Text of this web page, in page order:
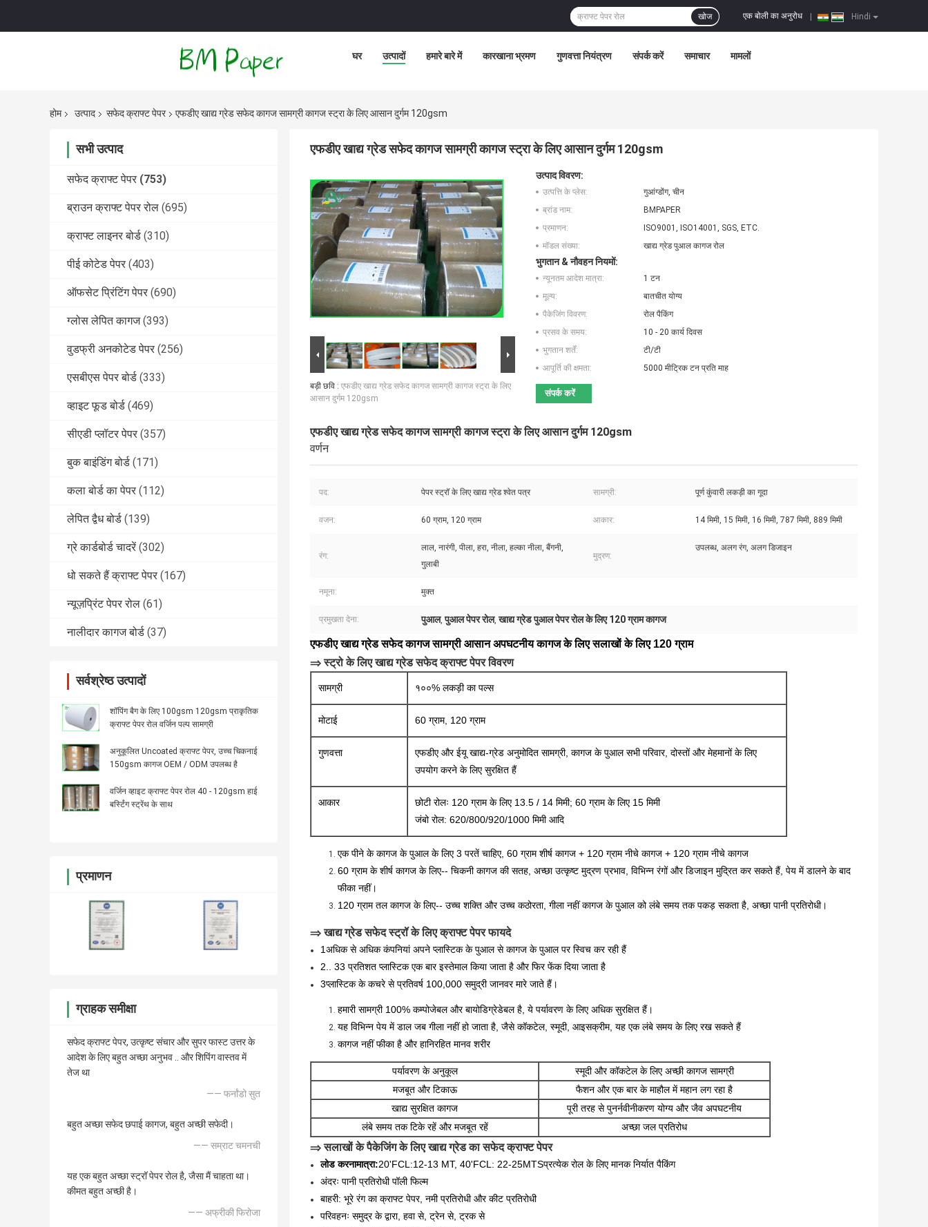
Hindi
एक बोली का अनुरोध
खोज
घर उत्पादों हमारे बारे में कारखाना भ्रमण गुणवत्ता नियंत्रण संपर्क करें समाचार मामलों
होम उत्पाद सफेद क्राफ्ट पेपर एफडीए खाद्य ग्रेड सफेद कागज सामग्री कागज स्ट्रा के लिए आसान दुर्गम 120gsm
सभी उत्पाद
सफेद क्राफ्ट पेपर (753)
ब्राउन क्राफ्ट पेपर रोल (695)
क्राफ्ट लाइनर बोर्ड (310)
पीई कोटेड पेपर (403)
ऑफसेट प्रिंटिंग पेपर (690)
ग्लोस लेपित कागज (393)
वुडफ्री अनकोटेड पेपर (256)
एसबीएस पेपर बोर्ड (333)
व्हाइट फूड बोर्ड (469)
सीएडी प्लॉटर पेपर (357)
बुक बाइंडिंग बोर्ड (171)
कला बोर्ड का पेपर (112)
लेपित द्वैध बोर्ड (139)
ग्रे कार्डबोर्ड चादरें (302)
धो सकते हैं क्राफ्ट पेपर (167)
न्यूज़प्रिंट पेपर रोल (61)
नालीदार कागज बोर्ड (37)
सर्वश्रेष्ठ उत्पादों
शॉपिंग बैग के लिए 100gsm 120gsm प्राकृतिक
क्राफ्ट पेपर रोल वर्जिन पल्प सामग्री
अनुकूलित Uncoated क्राफ्ट पेपर, उच्च चिकनाई
150gsm कागज OEM / ODM उपलब्ध है
वर्जिन व्हाइट क्राफ्ट पेपर रोल 40 - 120gsm हाई
बर्स्टिंग स्ट्रेंथ के साथ
प्रमाणन
ग्राहक समीक्षा
सफेद क्राफ्ट पेपर, उत्कृष्ट संचार और सुपर फास्ट उत्तर के
आदेश के लिए बहुत अच्छा अनुभव .. और शिपिंग वास्तव में
तेज था
—— फर्नांडो सुत
बहुत अच्छा सफेद छपाई कागज, बहुत अच्छी सफेदी।
—— सम्राट चमनची
यह एक बहुत अच्छा स्ट्रॉ पेपर रोल है, जैसा मैं चाहता था।
कीमत बहुत अच्छी है।
—— अफ्रीकी फिरोजा
एफडीए खाद्य ग्रेड सफेद कागज सामग्री कागज स्ट्रा के लिए आसान दुर्गम 120gsm
बड़ी छवि : एफडीए खाद्य ग्रेड सफेद कागज सामग्री कागज स्ट्रा के लिए
आसान दुर्गम 120gsm
उत्पाद विवरण:
उत्पत्ति के प्लेस:
गुआंग्डोंग, चीन
ब्रांड नाम:
BMPAPER
प्रमाणन:
ISO9001, ISO14001, SGS, ETC.
मॉडल संख्या:
खाद्य ग्रेड पुआल कागज रोल
भुगतान & नौवहन नियमों:
न्यूनतम आदेश मात्रा:
1 टन
मूल्य:
बातचीत योग्य
पैकेजिंग विवरण:
रोल पैकिंग
प्रसव के समय:
10 - 20 कार्य दिवस
भुगतान शर्तें:
टी/टी
आपूर्ति की क्षमता:
5000 मीट्रिक टन प्रति माह
संपर्क करें
एफडीए खाद्य ग्रेड सफेद कागज सामग्री कागज स्ट्रा के लिए आसान दुर्गम 120gsm
वर्णन
पद: पेपर स्ट्रॉ के लिए खाद्य ग्रेड श्वेत पत्र सामग्री: पूर्ण कुंवारी लकड़ी का गूदा
वजन: 60 ग्राम, 120 ग्राम आकार: 14 मिमी, 15 मिमी, 16 मिमी, 787 मिमी, 889 मिमी
रंग:
लाल, नारंगी, पीला, हरा, नीला, हल्का नीला, बैंगनी,
गुलाबी
मुद्रण:
उपलब्ध, अलग रंग, अलग डिजाइन
नमूना: मुक्त
प्रमुखता देना: पुआल,पुआल पेपर रोल,खाद्य ग्रेड पुआल पेपर रोल के लिए 120 ग्राम कागज
एफडीए खाद्य ग्रेड सफेद कागज सामग्री आसान अपघटनीय कागज के लिए सलाखों के लिए 120 ग्राम
⇒ स्ट्रो के लिए खाद्य ग्रेड सफेद क्राफ्ट पेपर विवरण
सामग्री १००% लकड़ी का पल्स
मोटाई 60 ग्राम, 120 ग्राम
गुणवत्ता
एफडीए और ईयू खाद्य-ग्रेड अनुमोदित सामग्री, कागज के पुआल सभी परिवार, दोस्तों और मेहमानों के लिए
उपयोग करने के लिए सुरक्षित हैं
आकार
छोटी रोलः 120 ग्राम के लिए 13.5 / 14 मिमी; 60 ग्राम के लिए 15 मिमी
जंबो रोल: 620/800/920/1000 मिमी आदि
एक पीने के कागज के पुआल के लिए 3 परतें चाहिए, 60 ग्राम शीर्ष कागज + 120 ग्राम नीचे कागज + 120 ग्राम नीचे कागज
60 ग्राम के शीर्ष कागज के लिए-- चिकनी कागज की सतह, अच्छा उत्कृष्ट मुद्रण प्रभाव, विभिन्न रंगों और डिजाइन मुद्रित कर सकते हैं, पेय में डालने के बाद
फीका नहीं।
120 ग्राम तल कागज के लिए-- उच्च शक्ति और उच्च कठोरता, गीला नहीं कागज के पुआल को लंबे समय तक पकड़ सकता है, अच्छा पानी प्रतिरोधी।
⇒ खाद्य ग्रेड सफेद स्ट्रॉ के लिए क्राफ्ट पेपर फायदे
1अधिक से अधिक कंपनियां अपने प्लास्टिक के पुआल से कागज के पुआल पर स्विच कर रही हैं
2.. 33 प्रतिशत प्लास्टिक एक बार इस्तेमाल किया जाता है और फिर फेंक दिया जाता है
3प्लास्टिक के कचरे से प्रतिवर्ष 100,000 समुद्री जानवर मारे जाते हैं।
हमारी सामग्री 100% कम्पोजेबल और बायोडिग्रेडेबल है, ये पर्यावरण के लिए अधिक सुरक्षित हैं।
यह विभिन्न पेय में डाल जब गीला नहीं हो जाता है, जैसे कॉकटेल, स्मूदी, आइसक्रीम, यह एक लंबे समय के लिए रख सकते हैं
कागज नहीं फीका है और हानिरहित मानव शरीर
पर्यावरण के अनुकूल
स्मूदी और कॉकटेल के लिए अच्छी कागज सामग्री
मजबूत और टिकाऊ
फैशन और एक बार के माहौल में महान लग रहा है
खाद्य सुरक्षित कागज
पूरी तरह से पुनर्नवीनीकरण योग्य और जैव अपघटनीय
लंबे समय तक टिके रहें और मजबूत रहें
अच्छा जल प्रतिरोध
⇒ सलाखों के पैकेजिंग के लिए खाद्य ग्रेड का सफेद क्राफ्ट पेपर
लोड करनामात्रा:20'FCL:12-13 MT, 40'FCL: 22-25MTSप्रत्येक रोल के लिए मानक निर्यात पैकिंग
अंदरः पानी प्रतिरोधी पॉली फिल्म
बाहरी: भूरे रंग का क्राफ्ट पेपर, नमी प्रतिरोधी और कीट प्रतिरोधी
परिवहनः समुद्र के द्वारा, हवा से, ट्रेन से, ट्रक से